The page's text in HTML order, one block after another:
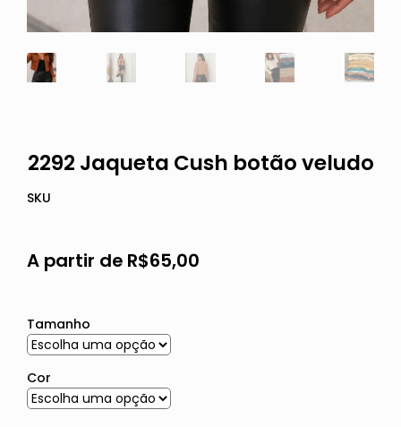
2292 Jaqueta Cush botão veludo
SKU
A partir de R$65,00
Tamanho
Cor